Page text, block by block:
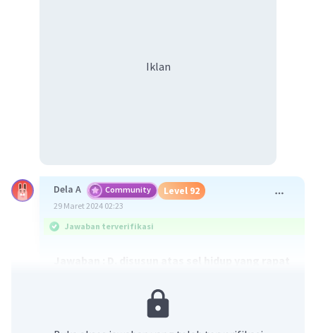
Iklan
Dela A Community Level 92
29 Maret 2024 02:23
Jawaban terverifikasi